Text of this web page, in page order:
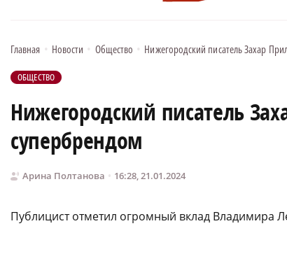
Главная • Новости • Общество • Нижегородский писатель Захар
ОБЩЕСТВО
Нижегородский писатель
супербрендом
Арина Полтанова 16:28, 21.01.2024
Публицист отметил огромный вклад Владимира